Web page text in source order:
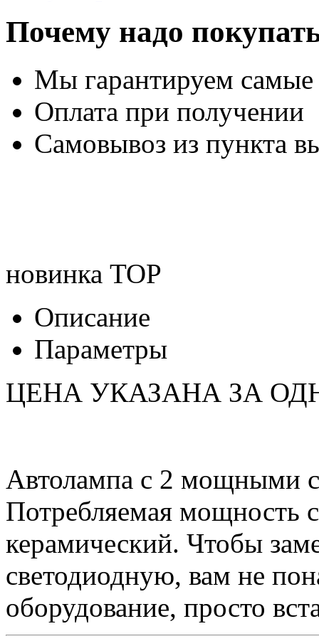
Почему надо
Мы гарантируем
Оплата при получении
Самовывоз из пункта
новинка TOP
Описание
Параметры
ЦЕНА УКАЗАНА ЗА
Автолампа с 2 мощными
Потребляемая мощность
керамический. Чтобы
светодиодную, вам не
оборудование, просто